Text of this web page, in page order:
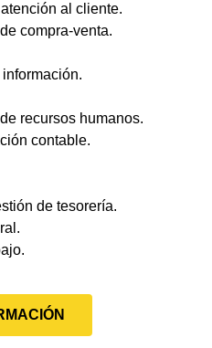
al cliente.
compra-venta.
recursos humanos.
contable.
de tesorería.